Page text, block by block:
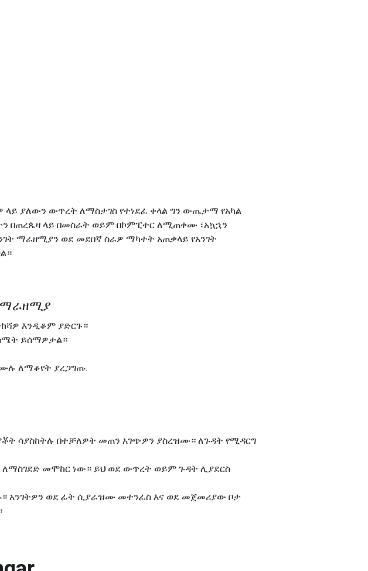
ላይ ያለውን ውጥረት ለማስታገስ የተነደፈ ቀላል ግን ውጤታማ የአካል
በጠረጴዛ ላይ በመስራት ወይም በኮምፒተር ለሚጠቀሙ ፣አኳኋን
ማራዘሚያን ወደ መደበኛ ስራዎ ማካተት አጠቃላይ የአንገት
ማራዘሚያ
እንዲቆም ያድርጉ።
ስሜት ይሰማዎታል።
ለማቆየት ያረጋግጡ.
ሳያስከትሉ በተቻለዎት መጠን አገጭዎን ያስረዝሙ። ለጉዳት የሚዳርግ
ለማስገደድ መሞከር ነው። ይህ ወደ ውጥረት ወይም ጉዳት ሊያደርስ
አንገትዎን ወደ ፊት ሲያራዝሙ መተንፈስ እና ወደ መጀመሪያው ቦታ